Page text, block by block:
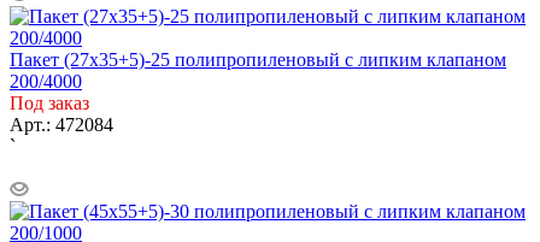
Пакет (27х35+5)-25 полипропиленовый с липким клапаном
200/4000
Под заказ
Арт.: 472084
`